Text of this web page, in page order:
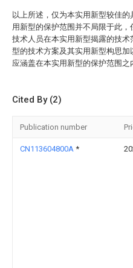
以上所述，仅为本实用新型较佳
用新型的保护范围并不局限于此
技术人员在本实用新型揭露的技
型的技术方案及其实用新型构思
应涵盖在本实用新型的保护范围之
Cited By (2)
Publication number
CN113604800A *